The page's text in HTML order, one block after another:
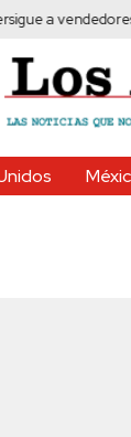
vendedores